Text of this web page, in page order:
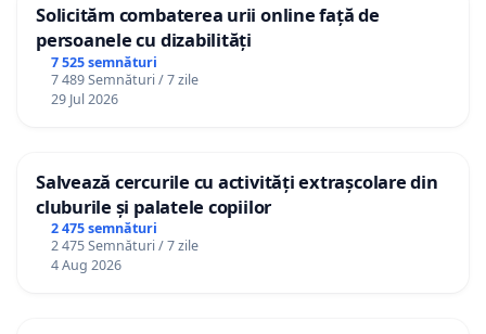
Solicităm combaterea urii online față de
persoanele cu dizabilități
7 525 semnături
7 489 Semnături / 7 zile
29 Jul 2026
Salvează cercurile cu activități extrașcolare din
cluburile și palatele copiilor
2 475 semnături
2 475 Semnături / 7 zile
4 Aug 2026